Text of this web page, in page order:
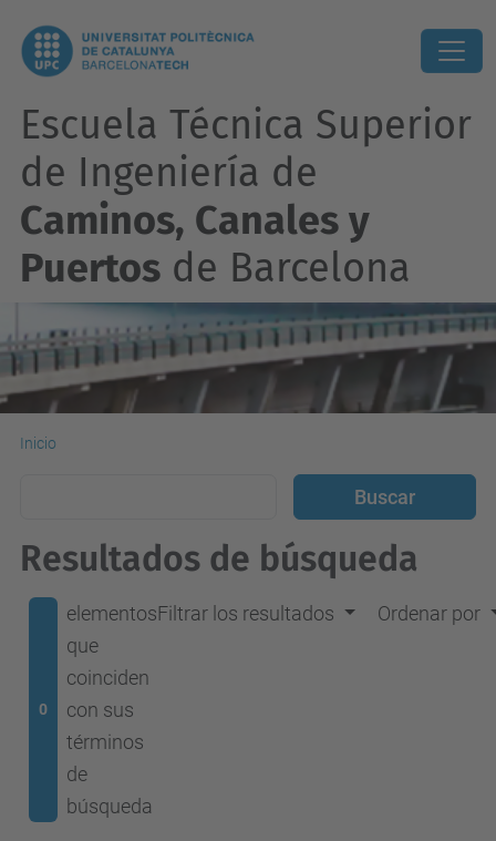
Escuela Técnica Superior
de Ingeniería de
Caminos, Canales y
Puertos de Barcelona
Inicio
Resultados de búsqueda
0
elementos
que
coinciden
con sus
términos
de
búsqueda
Filtrar los resultados Ordenar por